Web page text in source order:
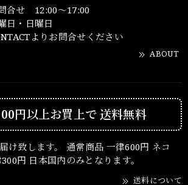
合せ 12:00～17:00
日・日曜日
よりお問合せください
ABOUT
円以上お買上で送料無料
け致します。 通常商品 一律600円 ネコ
円 日本国内のみとなります。
送料について